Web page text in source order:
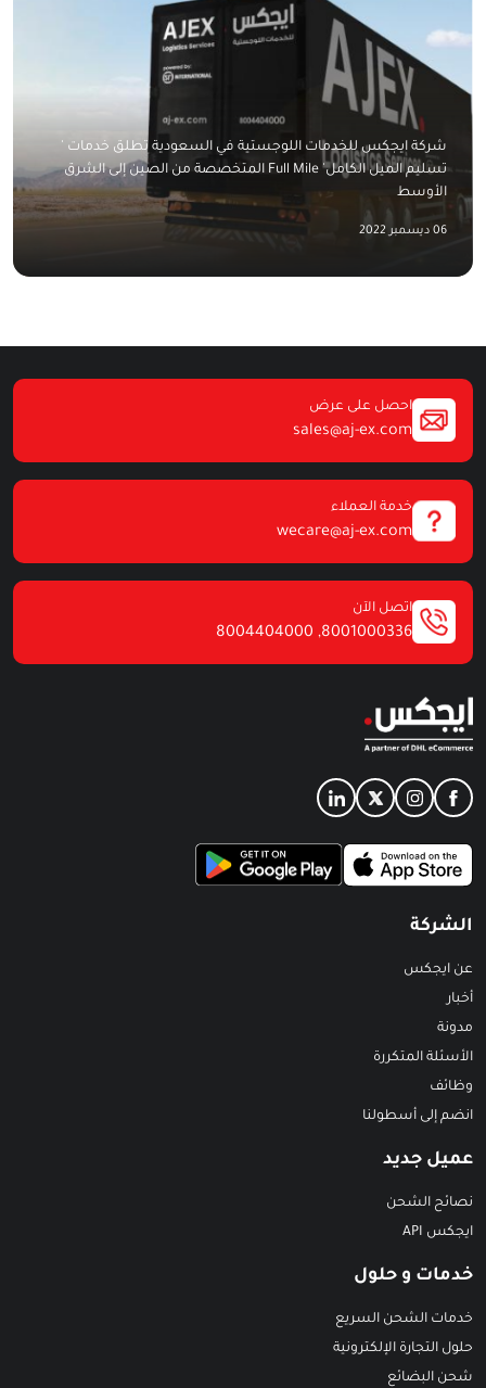
شركة ايجكس للخدمات اللوجستية في السعودية تطلق خدمات '
تسليم الميل الكامل' Full Mile المتخصصة من الصين إلى الشرق
الأوسط
06 ديسمبر 2022
احصل على عرض
sales@aj-ex.com
خدمة العملاء
wecare@aj-ex.com
اتصل الآن
8001000336
,
8004404000
الشركة
عن ايجكس
أخبار
مدونة
الأسئلة المتكررة
وظائف
انضم إلى أسطولنا
عميل جديد
نصائح الشحن
ايجكس API
خدمات و حلول
خدمات الشحن السريع
حلول التجارة الإلكترونية
شحن البضائع